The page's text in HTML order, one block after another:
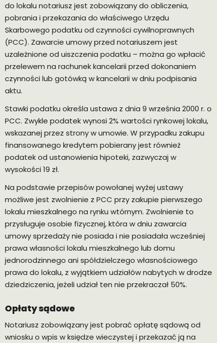
do lokalu notariusz jest zobowiązany do obliczenia,
pobrania i przekazania do właściwego Urzędu
Skarbowego podatku od czynności cywilnoprawnych
(PCC). Zawarcie umowy przed notariuszem jest
uzależnione od uiszczenia podatku – można go wpłacić
przelewem na rachunek kancelarii przed dokonaniem
czynności lub gotówką w kancelarii w dniu podpisania
aktu.
Stawki podatku określa ustawa z dnia 9 września 2000 r. o
PCC. Zwykle podatek wynosi 2% wartości rynkowej lokalu,
wskazanej przez strony w umowie. W przypadku zakupu
finansowanego kredytem pobierany jest również
podatek od ustanowienia hipoteki, zazwyczaj w
wysokości 19 zł.
Na podstawie przepisów powołanej wyżej ustawy
możliwe jest zwolnienie z PCC przy zakupie pierwszego
lokalu mieszkalnego na rynku wtórnym. Zwolnienie to
przysługuje osobie fizycznej, która w dniu zawarcia
umowy sprzedaży nie posiada i nie posiadała wcześniej
prawa własności lokalu mieszkalnego lub domu
jednorodzinnego ani spółdzielczego własnościowego
prawa do lokalu, z wyjątkiem udziałów nabytych w drodze
dziedziczenia, jeżeli udział ten nie przekraczał 50%.
Opłaty sądowe
Notariusz zobowiązany jest pobrać opłatę sądową od
wniosku o wpis w księdze wieczystej i przekazać ją na